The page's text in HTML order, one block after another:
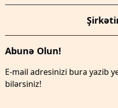
Abunə Olun!
E-mail adresinizi bura yazib
bilərsiniz!